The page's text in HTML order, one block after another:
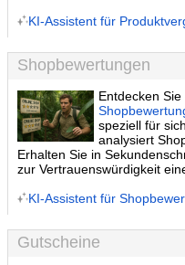
KI-Assistent für
Shopbewertungen
Entdecken Sie
speziell für
analysiert
Erhalten Sie in
zur Vertrauenswürdigkeit
KI-Assistent für
Gutscheine